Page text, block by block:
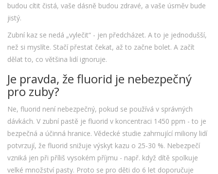
budou cítit čistá, vaše dásně budou zdravé, a vaše úsměv bude
jistý.
Zubní kaz se nedá „vylečit“ - jen předcházet. A to je jednodušší,
než si myslíte. Stačí přestat čekat, až to začne bolet. A začít
dělat to, co většina lidí ignoruje.
Je pravda, že fluorid je nebezpečný
pro zuby?
Ne, fluorid není nebezpečný, pokud se používá v správných
dávkách. V zubní pastě je fluorid v koncentraci 1450 ppm - to je
bezpečná a účinná hranice. Vědecké studie zahrnující miliony lidí
potvrzují, že fluorid snižuje výskyt kazu o 25-30 %. Nebezpečí
vzniká jen při příliš vysokém příjmu - např. když dítě spolkuje
velké množství pasty. Proto se pro děti do 6 let doporučuje